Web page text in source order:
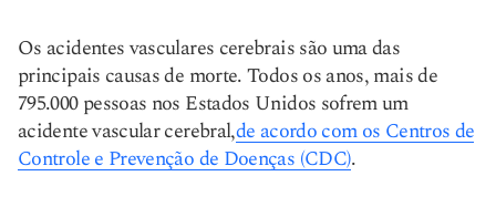
Os acidentes vasculares cerebrais são uma das
principais causas de morte. Todos os anos, mais de
795.000 pessoas nos Estados Unidos sofrem um
acidente vascular cerebral,de acordo com os Centros de
Controle e Prevenção de Doenças (CDC).